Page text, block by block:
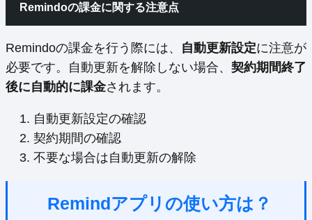
Remindoの課金に関する注意点
Remindoの課金を行う際には、 自動更新設定に注意が
必要です。自動更新を解除しない場合、 契約期間終了
後に自動的に課金されます。
自動更新設定の確認
契約期間の確認
不要な場合は自動更新の解除
Remindアプリの使い方は？